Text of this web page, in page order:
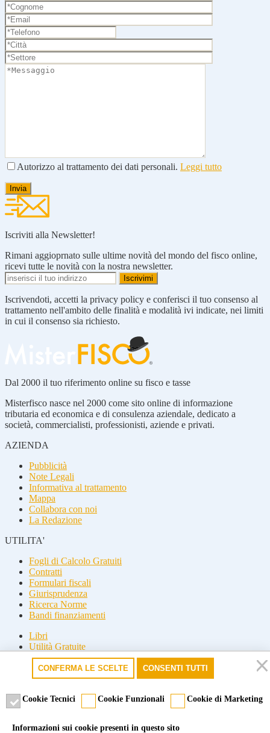
Autorizzo al trattamento dei dati personali. Leggi tutto
Iscriviti alla Newsletter!
Rimani aggioprnato sulle ultime novità del mondo del fisco online,
ricevi tutte le novità con la nostra newsletter.
Iscrivendoti, accetti la privacy policy e conferisci il tuo consenso al
trattamento nell'ambito delle finalità e modalità ivi indicate, nei limiti
in cui il consenso sia richiesto.
Dal 2000 il tuo riferimento online su fisco e tasse
Misterfisco nasce nel 2000 come sito online di informazione
tributaria ed economica e di consulenza aziendale, dedicato a
società, commercialisti, professionisti, aziende e privati.
AZIENDA
Pubblicità
Note Legali
Informativa al trattamento
Mappa
Collabora con noi
La Redazione
UTILITA'
Fogli di Calcolo Gratuiti
Contratti
Formulari fiscali
Giurisprudenza
Ricerca Norme
Bandi finanziamenti
Libri
Utilità Gratuite
Guide fiscali
Seguici
Seguici
riproduzione parziale.
CONFERMA LE SCELTE CONSENTI TUTTI
Cookie Tecnici Cookie Funzionali Cookie di Marketing
Informazioni sui cookie presenti in questo sito